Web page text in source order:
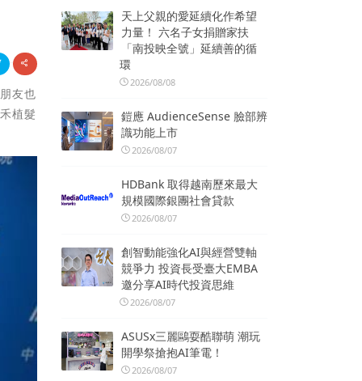
友也
植髮
天上父親的愛延續化作希望
力量！ 六名子女捐贈家扶
「南投映全號」延續善的循
環
2026/08/08
鎧應 AudienceSense 臉部辨
識功能上市
2026/08/07
HDBank 取得越南歷來最大
規模國際銀團社會貸款
2026/08/07
創智動能強化AI與經營雙軸
競爭力 投資長受臺大EMBA
邀分享AI時代投資思維
2026/08/07
ASUSx三麗鷗耍酷聯萌 潮玩
開學祭搶抱AI筆電！
2026/08/07